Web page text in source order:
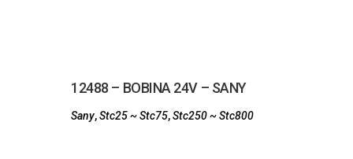
12488 – BOBINA 24V – SANY
Sany,Stc25 ~ Stc75,Stc250 ~ Stc800